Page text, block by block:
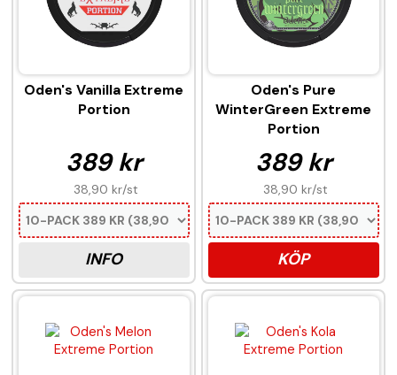
Oden's Vanilla Extreme
Portion
389 kr
38,90 kr/st
INFO
Oden's Pure
WinterGreen Extreme
Portion
389 kr
38,90 kr/st
KÖP